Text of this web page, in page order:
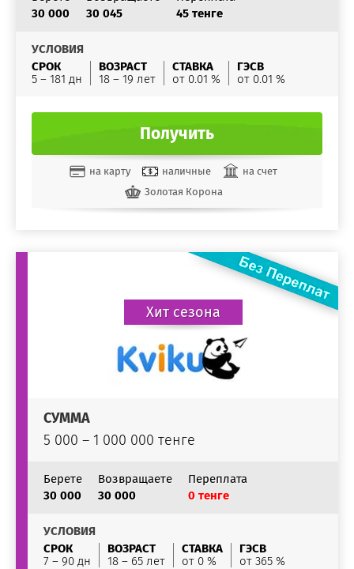
30 000
30 045
45 тенге
УСЛОВИЯ
СРОК
5 – 181 дн
ВОЗРАСТ
18 – 19 лет
СТАВКА
от 0.01 %
ГЭСВ
от 0.01 %
Получить
на карту наличные
на счет
Золотая Корона
Хит сезона
СУММА
5 000 – 1 000 000 тенге
Берете
30 000
Возвращаете
30 000
Переплата
0 тенге
УСЛОВИЯ
СРОК
7 – 90 дн
ВОЗРАСТ
18 – 65 лет
СТАВКА
от 0 %
ГЭСВ
от 365 %